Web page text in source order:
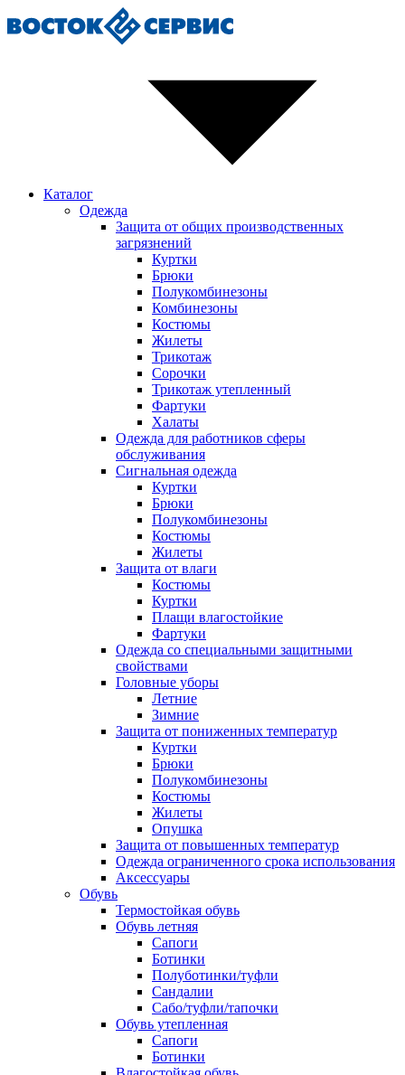
Каталог
Одежда
Защита от общих производственных
загрязнений
Куртки
Брюки
Полукомбинезоны
Комбинезоны
Костюмы
Жилеты
Трикотаж
Сорочки
Трикотаж утепленный
Фартуки
Халаты
Одежда для работников сферы
обслуживания
Сигнальная одежда
Куртки
Брюки
Полукомбинезоны
Костюмы
Жилеты
Защита от влаги
Костюмы
Куртки
Плащи влагостойкие
Фартуки
Одежда со специальными защитными
свойствами
Головные уборы
Летние
Зимние
Защита от пониженных температур
Куртки
Брюки
Полукомбинезоны
Костюмы
Жилеты
Опушка
Защита от повышенных температур
Одежда ограниченного срока использования
Аксессуары
Обувь
Термостойкая обувь
Обувь летняя
Сапоги
Ботинки
Полуботинки/туфли
Сандалии
Сабо/туфли/тапочки
Обувь утепленная
Сапоги
Ботинки